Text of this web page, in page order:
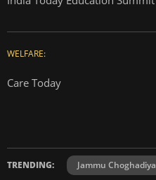
WELFARE:
Care Today
TRENDING: Jammu Choghadiya